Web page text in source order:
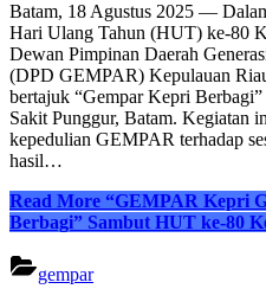
Batam, 18 Agustus 2025 —
Hari Ulang Tahun (HUT) ke-80
Dewan Pimpinan Daerah
(DPD GEMPAR) Kepulauan
bertajuk “Gempar Kepri
Sakit Punggur, Batam. Kegiatan
kepedulian GEMPAR terhadap
hasil…
Read More “GEMPAR Kepri
Berbagi” Sambut HUT ke-80
gempar